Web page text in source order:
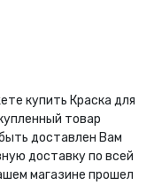
купить Краска для
товар
доставлен Вам
доставку по всей
магазине прошел